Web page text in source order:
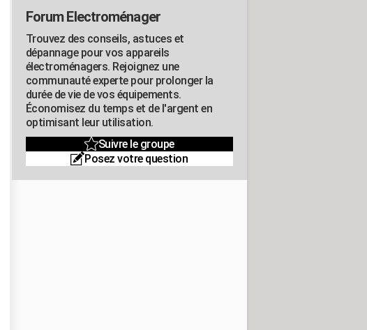
Forum Electroménager
Trouvez des conseils, astuces et
dépannage pour vos appareils
électroménagers. Rejoignez une
communauté experte pour prolonger la
durée de vie de vos équipements.
Économisez du temps et de l'argent en
optimisant leur utilisation.
Suivre le groupe
Posez votre question